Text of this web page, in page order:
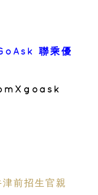
聯乘優
前招生官親